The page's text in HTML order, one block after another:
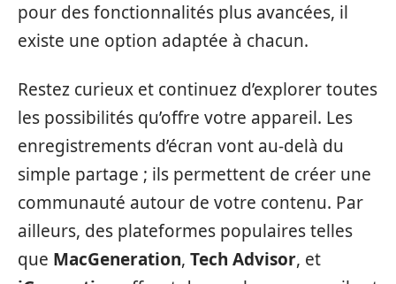
pour des fonctionnalités plus avancées, il
existe une option adaptée à chacun.
Restez curieux et continuez d’explorer toutes
les possibilités qu’offre votre appareil. Les
enregistrements d’écran vont au-delà du
simple partage ; ils permettent de créer une
communauté autour de votre contenu. Par
ailleurs, des plateformes populaires telles
que MacGeneration, Tech Advisor, et